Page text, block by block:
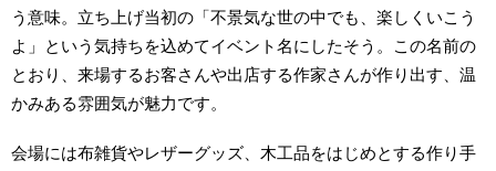
う意味。立ち上げ当初の「不景気な世の中でも、楽しくいこう
よ」という気持ちを込めてイベント名にしたそう。この名前の
とおり、来場するお客さんや出店する作家さんが作り出す、温
かみある雰囲気が魅力です。
会場には布雑貨やレザーグッズ、木工品をはじめとする作り手